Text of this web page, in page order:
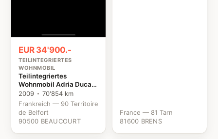
EUR 34'900.-
TEILINTEGRIERTES
WOHNMOBIL
Teilintegriertes
Wohnmobil Adria Ducato
Fiat
2009
70'854 km
Frankreich — 90 Territoire
de Belfort
90500 BEAUCOURT
France — 81 Tarn
81600 BRENS